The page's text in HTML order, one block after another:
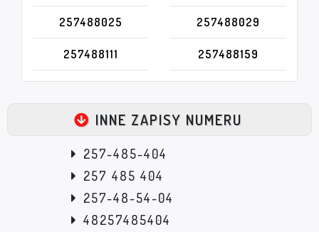
257488025 257488029
257488111 257488159
INNE ZAPISY NUMERU
257-485-404
257 485 404
257-48-54-04
48257485404